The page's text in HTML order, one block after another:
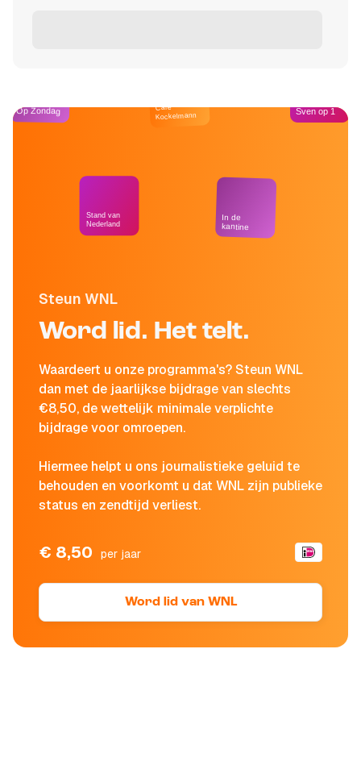
Steun WNL
Word lid. Het telt.
Waardeert u onze programma's? Steun WNL
dan met de jaarlijkse bijdrage van slechts
€8,50, de wettelijk minimale verplichte
bijdrage voor omroepen.
Hiermee helpt u ons journalistieke geluid te
behouden en voorkomt u dat WNL zijn publieke
status en zendtijd verliest.
€ 8,50 per jaar
Word lid van WNL
Op Zondag
Stand van
Nederland
Café
Kockelmann
In de
kantine
Sven op 1